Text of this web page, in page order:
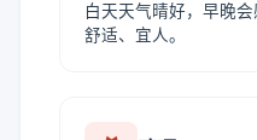
白天天气晴好，早晚
舒适、宜人。